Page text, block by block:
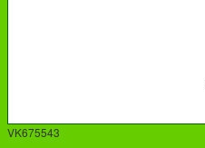
VK675543